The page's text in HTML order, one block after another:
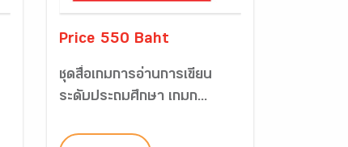
Price 550 Baht
ชุดสื่อเกมการอ่านการเขียน
ระดับประถมศึกษา เกมก...